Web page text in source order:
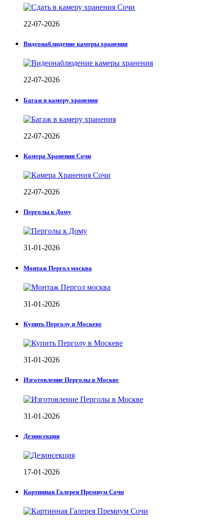
22-07-2026
Видеонаблюдение камеры хранения
22-07-2026
Багаж в камеру хранения
22-07-2026
Камера Хранения Сочи
22-07-2026
Перголы к Дому
31-01-2026
Монтаж Пергол москва
31-01-2026
Купить Перголу в Москеве
31-01-2026
Изготовление Перголы в Москве
31-01-2026
Дезинсекция
17-01-2026
Картинная Галерея Премиум Сочи